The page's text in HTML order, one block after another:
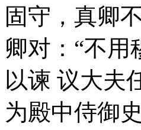
固守，真卿
卿对：“不用
以谏 议大夫
为殿中侍御